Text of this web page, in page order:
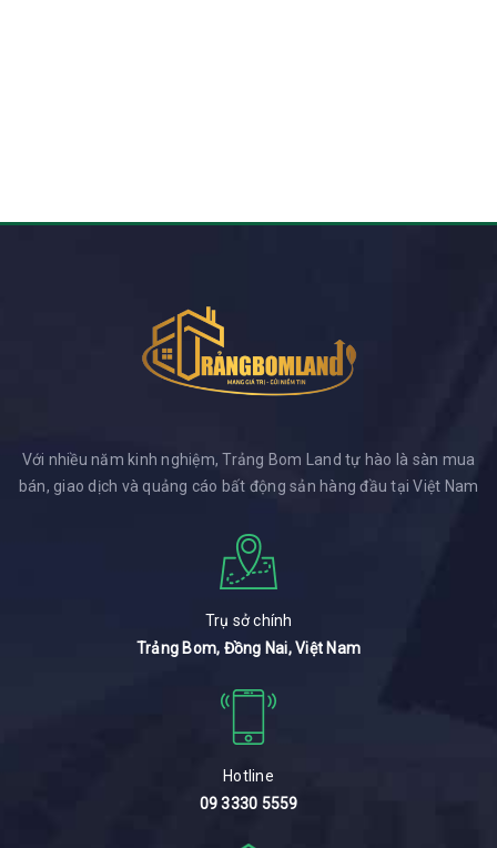
Với nhiều năm kinh nghiệm, Trảng Bom Land tự hào là sàn mua
bán, giao dịch và quảng cáo bất động sản hàng đầu tại Việt Nam
Trụ sở chính
Trảng Bom, Đồng Nai, Việt Nam
Hotline
09 3330 5559